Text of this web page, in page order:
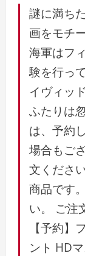
謎に満ち
画をモチ
海軍はフ
験を行っ
イヴィッ
ふたりは
は、予約
場合もご
文くださ
商品です
い。 ご注
【予約】
ント HD